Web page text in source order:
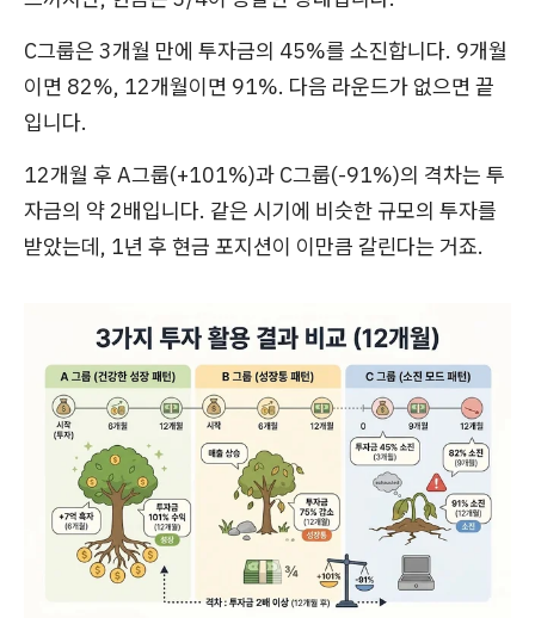
C그룹은 3개월 만에 투자금의 45%를 소진합니다. 9개월
이면 82%, 12개월이면 91%. 다음 라운드가 없으면 끝
입니다.
12개월 후 A그룹(+101%)과 C그룹(-91%)의 격차는 투
자금의 약 2배입니다. 같은 시기에 비슷한 규모의 투자를
받았는데, 1년 후 현금 포지션이 이만큼 갈린다는 거죠.